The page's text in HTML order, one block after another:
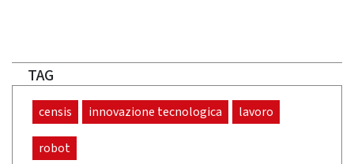
TAG
censis innovazione tecnologica lavoro
robot